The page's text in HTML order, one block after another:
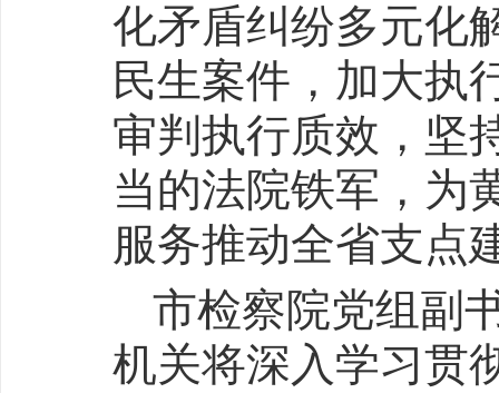
化矛盾纠纷多元化
民生案件，加大执
审判执行质效，坚
当的法院铁军，为
服务推动全省支点
市检察院党组副
机关将深入学习贯